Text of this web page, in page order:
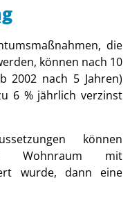
die
können nach 10
2002 nach 5 Jahren)
6 % jährlich verzinst
können
Wohnraum mit
wurde, dann eine